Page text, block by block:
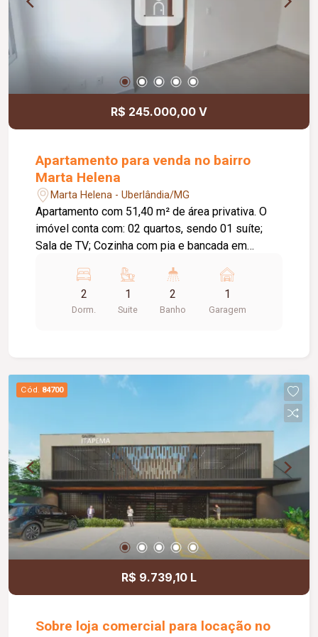
Condomínio: Câmeras de segurança; Gás incluso.
Opção de locação mobiliada inclui: Máquina de
lavar de 12 kg; Geladeira Brastemp 378 L; 04
cadeiras brancas; Fogão cooktop Fischer de 04
bocas;Cortinas decorativas (sala e suíte); 02
R$ 245.000,00 V
Apartamento para venda no bairro
Marta Helena
Marta Helena - Uberlândia/MG
Apartamento com 51,40 m² de área privativa. O
imóvel conta com: 02 quartos, sendo 01 suíte;
Sala de TV; Cozinha com pia e bancada em
descoberta; O condomínio oferece: Elevador;
Bicicletário; Brinquedoteca; Espaço gourmet;
Salão de jogos; Diferenciais: Apartamento novo,
2
Dorm.
1
Suite
2
Banho
1
Garagem
Cód. 84700
R$ 9.739,10 L
Sobre loja comercial para locação no